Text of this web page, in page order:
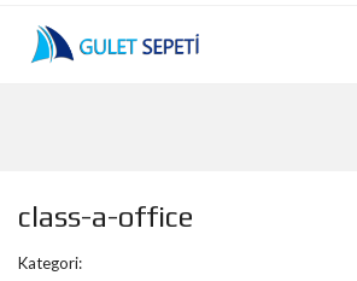
class-a-office
Kategori: